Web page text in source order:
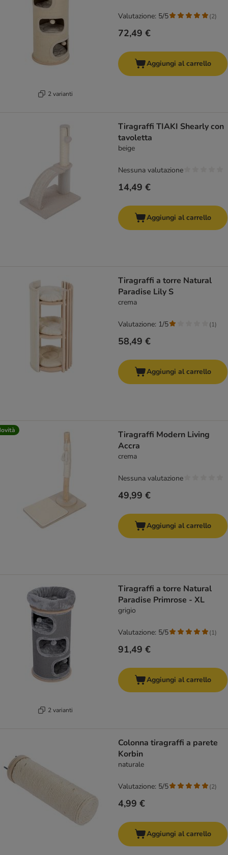
2 varianti
72,49 €
Valutazione: 5/5 (2)
Aggiungi al carrello
Tiragraffi TIAKI Shearly con
tavoletta
beige
14,49 €
Nessuna valutazione
Aggiungi al carrello
Tiragraffi a torre Natural
Paradise Lily S
crema
58,49 €
Valutazione: 1/5 (1)
Aggiungi al carrello
Tiragraffi Modern Living
Accra
crema
49,99 €
Nessuna valutazione
Aggiungi al carrello
2 varianti
Tiragraffi a torre Natural
Paradise Primrose - XL
grigio
91,49 €
Valutazione: 5/5 (1)
Aggiungi al carrello
Colonna tiragraffi a parete
Korbin
naturale
4,99 €
Valutazione: 5/5 (2)
Aggiungi al carrello